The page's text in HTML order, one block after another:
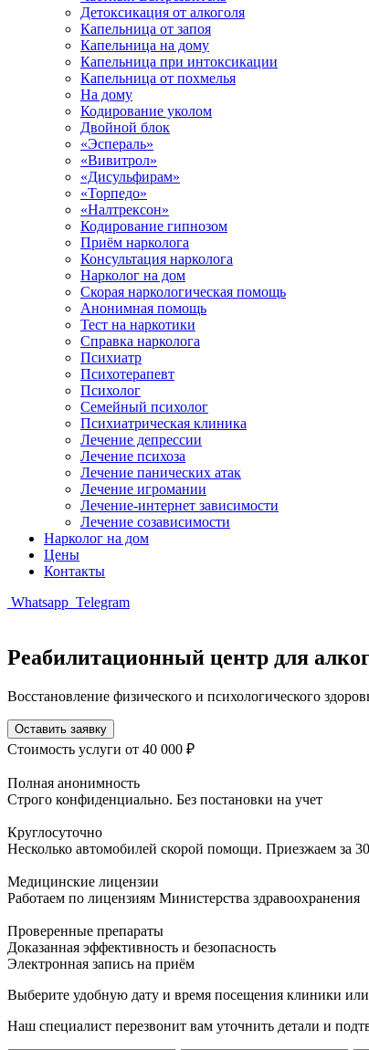
Детоксикация от алкоголя
Капельница от запоя
Капельница на дому
Капельница при интоксикации
Капельница от похмелья
На дому
Кодирование уколом
Двойной блок
«Эспераль»
«Вивитрол»
«Дисульфирам»
«Торпедо»
«Налтрексон»
Кодирование гипнозом
Приём нарколога
Консультация нарколога
Нарколог на дом
Скорая наркологическая помощь
Анонимная помощь
Тест на наркотики
Справка нарколога
Психиатр
Психотерапевт
Психолог
Семейный психолог
Психиатрическая клиника
Лечение депрессии
Лечение психоза
Лечение панических атак
Лечение игромании
Лечение-интернет зависимости
Лечение созависимости
Нарколог на дом
Цены
Контакты
Whatsapp Telegram
Реабилитационный центр для
Восстановление физического и психологического
Оставить заявку
Стоимость услуги от 40 000 ₽
Полная анонимность
Строго конфиденциально. Без постановки на учет
Круглосуточно
Несколько автомобилей скорой помощи. Приезжаем за
Медицинские лицензии
Работаем по лицензиям Министерства здравоохранения
Проверенные препараты
Доказанная эффективность и безопасность
Электронная запись на приём
Выберите удобную дату и время посещения клиники
Наш специалист перезвонит вам уточнить детали и